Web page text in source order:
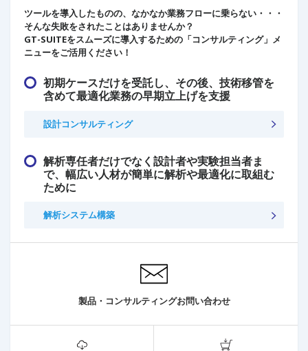
ツールを導入したものの、なかなか業務フローに乗らない・・・
そんな失敗をされたことはありませんか？
GT-SUITEをスムーズに導入するための「コンサルティング」メ
ニューをご活用ください！
初期ケースだけを受託し、その後、技術移管を
含めて最適化業務の早期立上げを支援
設計コンサルティング
解析専任者だけでなく設計者や実験担当者ま
で、幅広い人材が簡単に解析や最適化に取組む
ために
解析システム構築
製品・コンサルティングお問い合わせ